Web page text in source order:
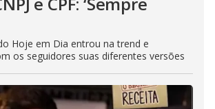
Hoje em Dia entrou na trend e
os seguidores suas diferentes versões